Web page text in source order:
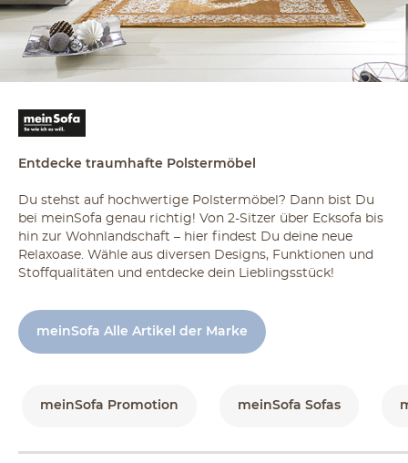
Entdecke traumhafte Polstermöbel
Du stehst auf hochwertige Polstermöbel? Dann bist Du
bei meinSofa genau richtig! Von 2-Sitzer über Ecksofa bis
hin zur Wohnlandschaft – hier findest Du deine neue
Relaxoase. Wähle aus diversen Designs, Funktionen und
Stoffqualitäten und entdecke dein Lieblingsstück!
meinSofa Alle Artikel der Marke
meinSofa Promotion meinSofa Sofas